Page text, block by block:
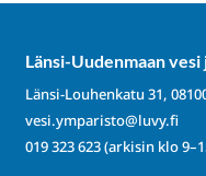
Länsi-Uudenmaan
Länsi-Louhenkatu 31,
vesi.ymparisto@luvy.fi
019 323 623(arkisin klo